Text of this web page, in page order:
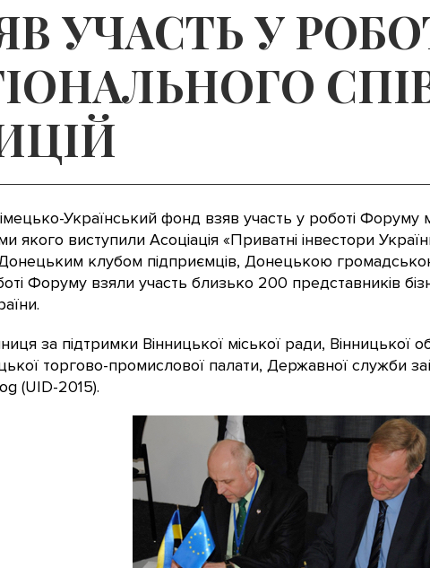
УЧАСТЬ У
Український фонд взяв участь у роботі Форуму
якого виступили Асоціація «Приватні інвестори
клубом підприємців, Донецькою
Форуму взяли участь близько 200 представників
за підтримки Вінницької міської ради, Вінницької
торгово-промислової палати, Державної служби
(UID-2015).